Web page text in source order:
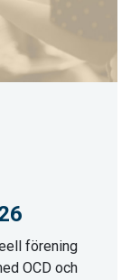
förening
OCD och